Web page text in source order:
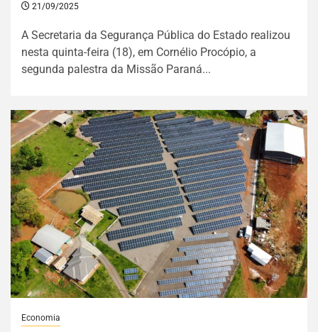
21/09/2025
A Secretaria da Segurança Pública do Estado realizou
nesta quinta-feira (18), em Cornélio Procópio, a
segunda palestra da Missão Paraná...
Economia